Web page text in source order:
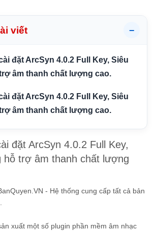
viết −
đặt ArcSyn 4.0.2 Full Key, Siêu
âm thanh chất lượng cao.
đặt ArcSyn 4.0.2 Full Key, Siêu
âm thanh chất lượng cao.
đặt ArcSyn 4.0.2 Full Key,
hỗ trợ âm thanh chất lượng
- Hệ thống cung cấp tất cả bản
xuất một số plugin phần mềm âm nhạc